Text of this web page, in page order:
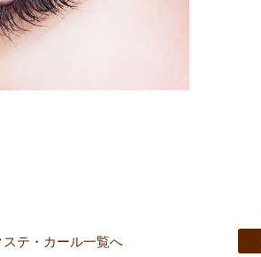
ステ・カール一覧へ